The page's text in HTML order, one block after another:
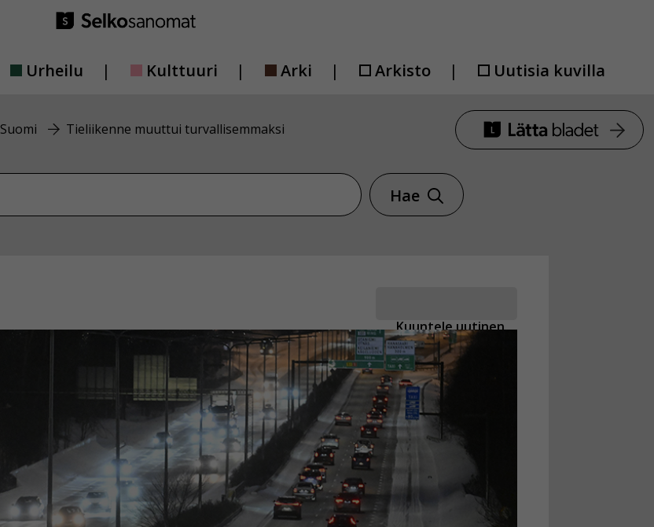
Urheilu Kulttuuri Arki Arkisto Uutisia kuvilla
Suomi Tieliikenne muuttui turvallisemmaksi
Hae
Kuuntele uutinen